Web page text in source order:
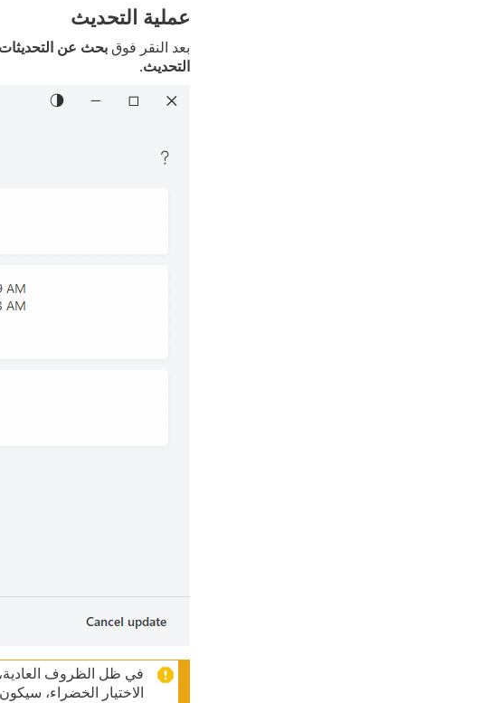
عملية التحديث
بعد النقر فوقبحث عن التحديثات
التحديث.
في ظل الظروف
الاختيار الخضراء،